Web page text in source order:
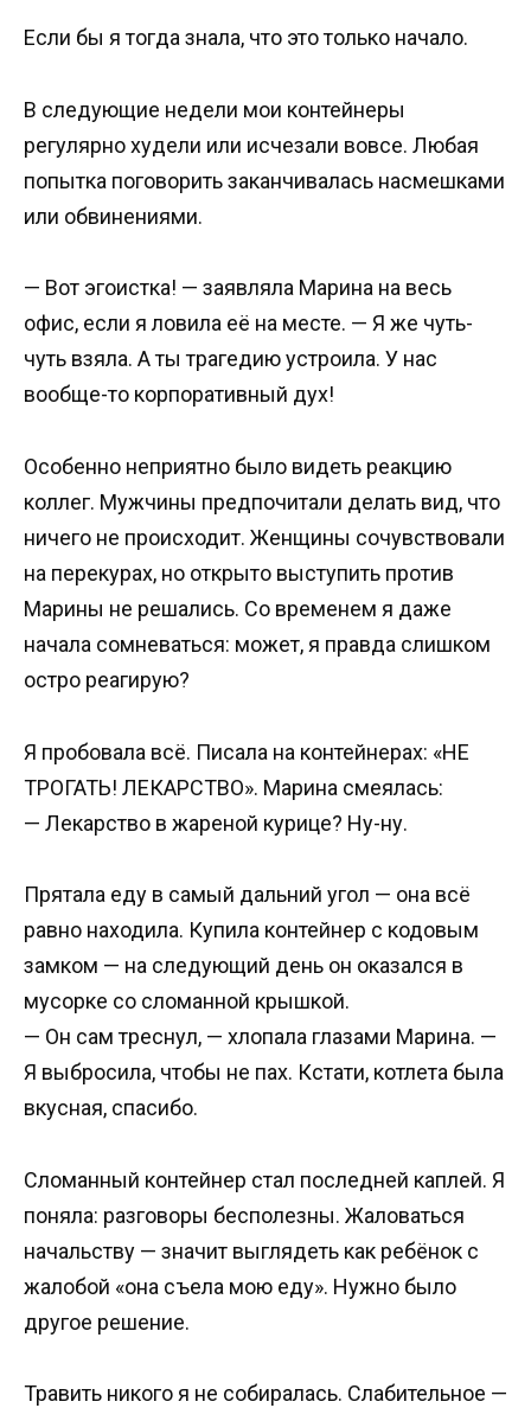
Если бы я тогда знала, что это только начало.
В следующие недели мои контейнеры
регулярно худели или исчезали вовсе. Любая
попытка поговорить заканчивалась насмешками
или обвинениями.
— Вот эгоистка! — заявляла Марина на весь
офис, если я ловила её на месте. — Я же чуть-
чуть взяла. А ты трагедию устроила. У нас
вообще-то корпоративный дух!
Особенно неприятно было видеть реакцию
коллег. Мужчины предпочитали делать вид, что
ничего не происходит. Женщины сочувствовали
на перекурах, но открыто выступить против
Марины не решались. Со временем я даже
начала сомневаться: может, я правда слишком
остро реагирую?
Я пробовала всё. Писала на контейнерах: «НЕ
ТРОГАТЬ! ЛЕКАРСТВО». Марина смеялась:
— Лекарство в жареной курице? Ну-ну.
Прятала еду в самый дальний угол — она всё
равно находила. Купила контейнер с кодовым
замком — на следующий день он оказался в
мусорке со сломанной крышкой.
— Он сам треснул, — хлопала глазами Марина. —
Я выбросила, чтобы не пах. Кстати, котлета была
вкусная, спасибо.
Сломанный контейнер стал последней каплей. Я
поняла: разговоры бесполезны. Жаловаться
начальству — значит выглядеть как ребёнок с
жалобой «она съела мою еду». Нужно было
другое решение.
Травить никого я не собиралась. Слабительное —